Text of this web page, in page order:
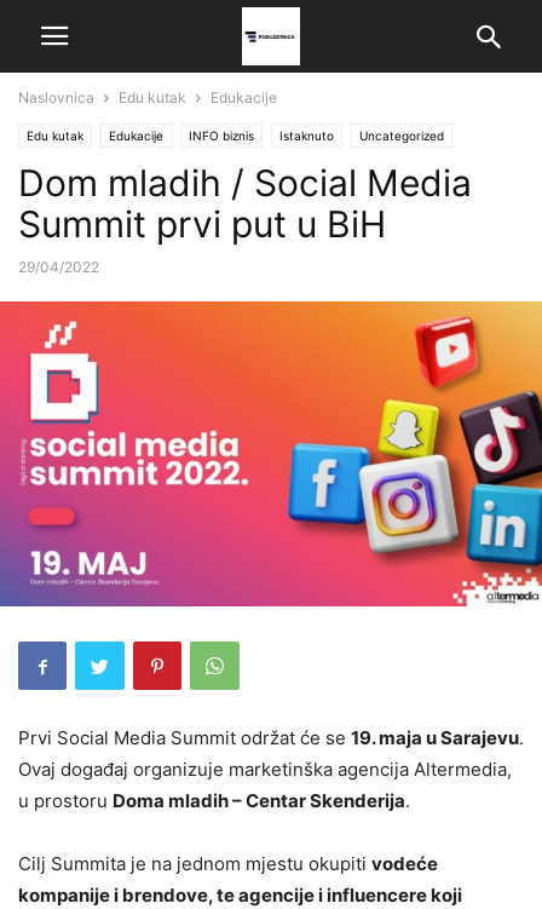
Naslovnica Edu kutak Edukacije
Edu kutak Edukacije INFO biznis Istaknuto Uncategorized
Dom mladih / Social Media
Summit prvi put u BiH
29/04/2022
Prvi Social Media Summit održat će se 19. maja u Sarajevu.
Ovaj događaj organizuje marketinška agencija Altermedia,
u prostoru Doma mladih – Centar Skenderija.
Cilj Summita je na jednom mjestu okupiti vodeće
kompanije i brendove, te agencije i influencere koji